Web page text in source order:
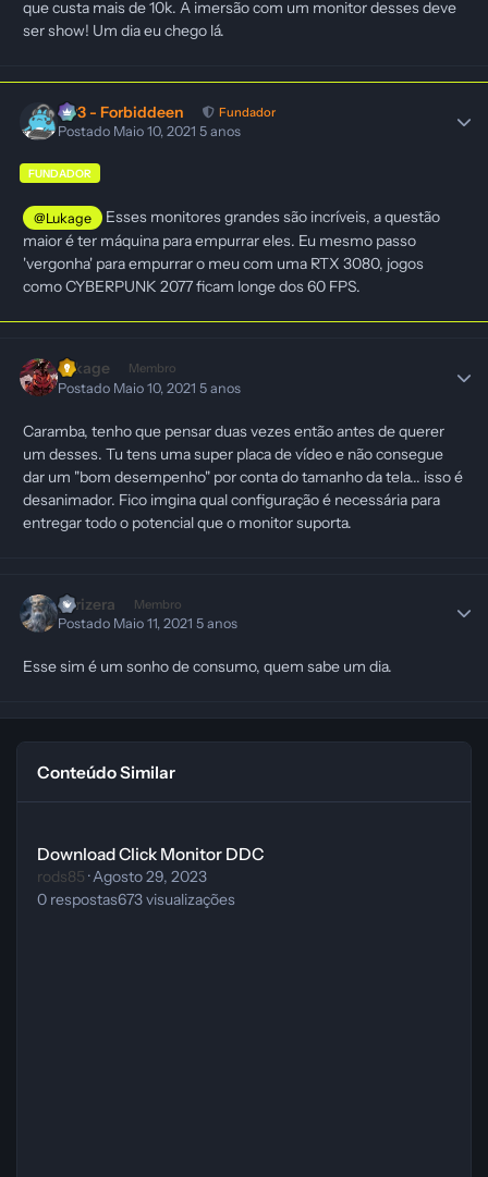
que custa mais de 10k. A imersão com um monitor desses deve
ser show! Um dia eu chego lá.
403 - Forbiddeen Fundador
Postado Maio 10, 20215 anos
FUNDADOR
@Lukage
Esses monitores grandes são incríveis, a questão
maior é ter máquina para empurrar eles. Eu mesmo passo
'vergonha' para empurrar o meu com uma RTX 3080, jogos
como CYBERPUNK 2077 ficam longe dos 60 FPS.
Lukage Membro
Postado Maio 10, 20215 anos
Caramba, tenho que pensar duas vezes então antes de querer
um desses. Tu tens uma super placa de vídeo e não consegue
dar um "bom desempenho" por conta do tamanho da tela... isso é
desanimador. Fico imgina qual configuração é necessária para
entregar todo o potencial que o monitor suporta.
yurizera Membro
Postado Maio 11, 20215 anos
Esse sim é um sonho de consumo, quem sabe um dia.
Conteúdo Similar
Download Click Monitor DDC
rods85 ·Agosto 29, 2023
0 respostas673visualizações